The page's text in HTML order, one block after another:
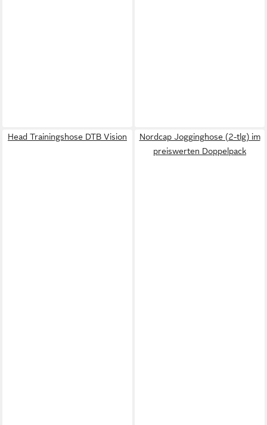
Head Trainingshose DTB Vision
Nordcap Jogginghose (2-tlg) im
preiswerten Doppelpack